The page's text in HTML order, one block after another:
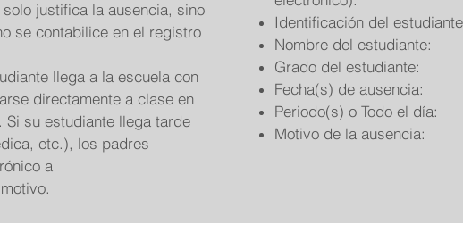
justifica la ausencia, sino
se contabilice en el registro
llega a la escuela con
directamente a clase en
su estudiante llega tarde
etc.), los padres
a
Identificación del
Nombre del estudiante:
Grado del estudiante:
Fecha(s) de ausencia:
Periodo(s) o Todo el día:
Motivo de la ausencia: